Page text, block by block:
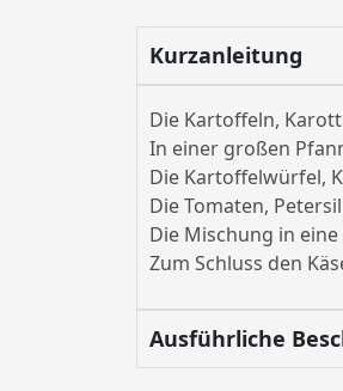
Kurzanleitung
Die Kartoffeln,
In einer großen
Die Kartoffelwürfel,
Die Tomaten,
Die Mischung in
Zum Schluss den
Ausführliche